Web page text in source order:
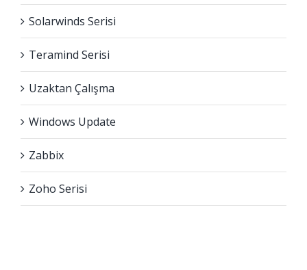
Solarwinds Serisi
Teramind Serisi
Uzaktan Çalışma
Windows Update
Zabbix
Zoho Serisi